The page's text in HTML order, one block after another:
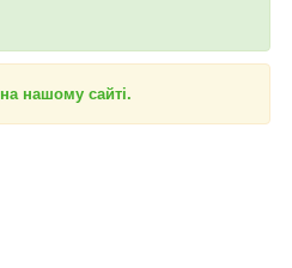
на нашому сайті.